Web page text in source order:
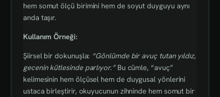
hem somut ölçü birimini hem de soyut duyguyu aynı
anda taşır.
Kullanım Örneği:
Şiirsel bir dokunuşla: “Gönlümde bir avuç tutan yıldız,
gecenin kütlesinde parlıyor.”Bu cümle, “avuç”
kelimesinin hem ölçüsel hem de duygusal yönlerini
ustaca birleştirir, okuyucunun zihninde hem somut bir